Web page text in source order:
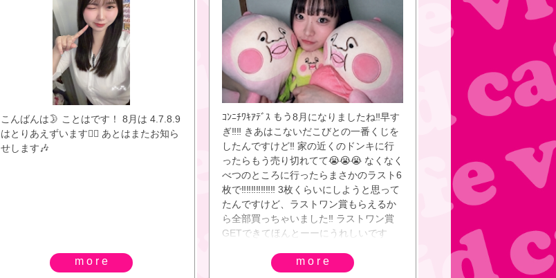
募お待ちしております
イボール、ウイスキー、各種サワー、各
種ソフトドリンク【本日のキャスト出
勤】あい【池袋 vivid cafe】はな【池
袋 vivid cafe】らて【池袋 vivid cafe】
ことは【池袋 vivid cafe】なな【池袋
vivid cafe】りあ【池袋 vivid cafe】るい
【池袋 vivid cafe】れみ【池袋 vivid
cafe】まや【池袋 vivid cafe】すみれ
【池袋 vivid cafe】ののか【池袋 vivid
cafe】れい【池袋 vivid cafe】ヒ・ガ～
シ～【店長】ゲ～ハ～【副店長】
vividcafeスタッフなどなど、、続々とミ
ニスカ素人ガールたちが出勤してきま
す！キャバクラ、ガールズバー、コンカ
フェを池袋でお探しの際は、是非
vividcafe（ヴィヴィッドカフェ）へお越
ます♪池袋ガールズバーvivid cafe（ヴィヴ
ィッドカフェ）所在地： 〒171-0021 東
こんばんは🌛 ことはです！ 8月は 4.7.8.9
はとりあえずいます👍🏻 あとはまたお知ら
せします🎶
more
ｺﾝﾆﾁﾜｷｱﾃﾞｽ もう8月になりましたね‼️早す
ぎ‼️‼️ きあはこないだこびとの一番くじを
したんですけど‼️ 家の近くのドンキに行
ったらもう売り切れてて😭😭😭 なくなく
べつのところに行ったらまさかのラスト6
枚で‼️‼️‼️‼️‼️‼️‼️ 3枚くらいにしようと思って
たんですけど、ラストワン賞もらえるか
ら全部買っちゃいました‼️ ラストワン賞
GETできてほんとーーにうれしいです
ちーぱおにみなとおねえちゃんと行きま
more